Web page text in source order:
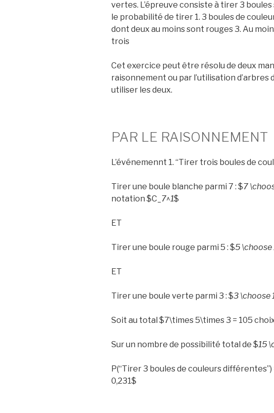
vertes. L’épreuve consiste à tirer 3
le probabilité de tirer 1. 3 boules de
dont deux au moins sont rouges 3. Au
trois
Cet exercice peut être résolu de deux
raisonnement ou par l’utilisation d’arbres
utiliser les deux.
PAR LE RAISONNEMENT
L’événemennt 1. “Tirer trois boules de
Tirer une boule blanche parmi 7 : $7
notation $C_ 7^1$
ET
Tirer une boule rouge parmi 5 : $5 \choose
ET
Tirer une boule verte parmi 3 : $3 \choose
Soit au total $7\times 5\times 3 = 105
Sur un nombre de possibilité total de $15
P(“Tirer 3 boules de couleurs différentes”)
0,231$